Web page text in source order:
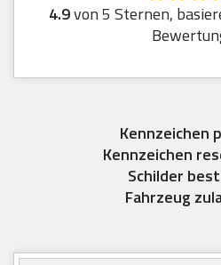
4.9von 5 Sternen,
Kennzeichen
Kennzeichen
Schilder
Fahrzeug